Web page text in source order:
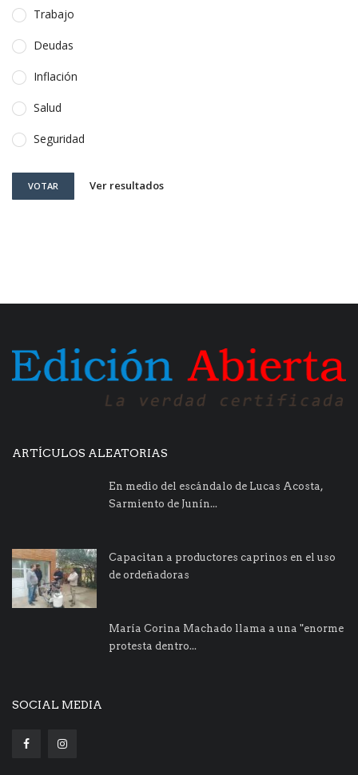
Trabajo
Deudas
Inflación
Salud
Seguridad
VOTAR Ver resultados
ARTÍCULOS ALEATORIAS
En medio del escándalo de Lucas Acosta,
Sarmiento de Junín...
Capacitan a productores caprinos en el uso
de ordeñadoras
María Corina Machado llama a una "enorme
protesta dentro...
SOCIAL MEDIA